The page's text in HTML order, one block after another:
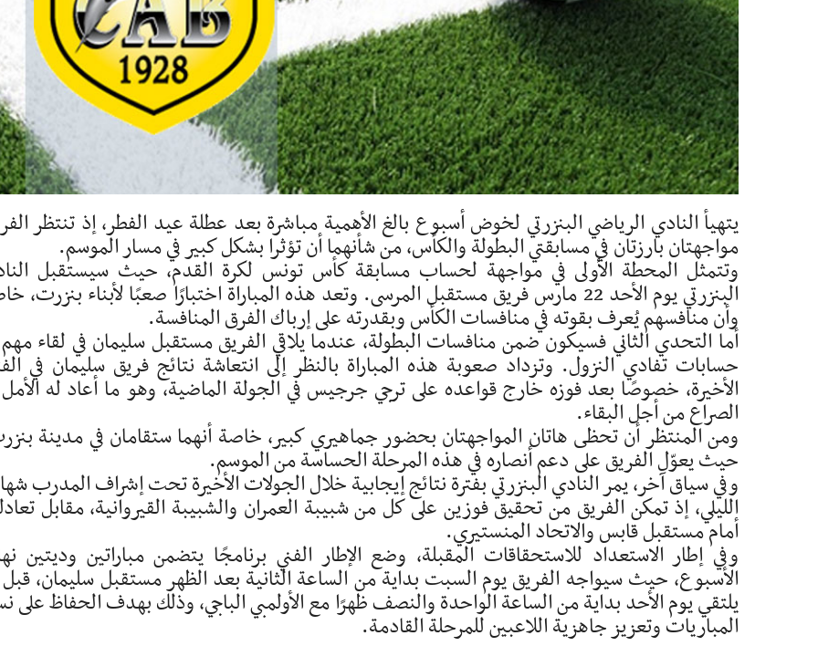
يتهيأ النادي الرياضي البنزرتي لخوض أسبوع بالغ الأهمية مباشرة بعد عطلة عيد الفطر، إذ تنتظر
مواجهتان بارزتان في مسابقتي البطولة والكأس، من شأنهما أن تؤثرا بشكل كبير في مسار الموسم.
وتتمثل المحطة الأولى في مواجهة لحساب مسابقة كأس تونس لكرة القدم، حيث سيستقبل
البنزرتي يوم الأحد 22 مارس فريق مستقبل المرسى. وتعد هذه المباراة اختبارًا صعبًا لأبناء بنزرت،
وأن منافسهم يُعرف بقوته في منافسات الكأس وبقدرته على إرباك الفرق المنافسة.
أما التحدي الثاني فسيكون ضمن منافسات البطولة، عندما يلاقي الفريق مستقبل سليمان في لقاء
حسابات تفادي النزول. وتزداد صعوبة هذه المباراة بالنظر إلى انتعاشة نتائج فريق سليمان في
الأخيرة، خصوصًا بعد فوزه خارج قواعده على ترجي جرجيس في الجولة الماضية، وهو ما أعاد له
الصراع من أجل البقاء.
ومن المنتظر أن تحظى هاتان المواجهتان بحضور جماهيري كبير، خاصة أنهما ستقامان في مدينة
حيث يعوّل الفريق على دعم أنصاره في هذه المرحلة الحساسة من الموسم.
وفي سياق آخر، يمر النادي البنزرتي بفترة نتائج إيجابية خلال الجولات الأخيرة تحت إشراف المدرب
الليلي، إذ تمكن الفريق من تحقيق فوزين على كل من شبيبة العمران والشبيبة القيروانية، مقابل
أمام مستقبل قابس والاتحاد المنستيري.
وفي إطار الاستعداد للاستحقاقات المقبلة، وضع الإطار الفني برنامجًا يتضمن مباراتين وديتين
الأسبوع، حيث سيواجه الفريق يوم السبت بداية من الساعة الثانية بعد الظهر مستقبل سليمان،
يلتقي يوم الأحد بداية من الساعة الواحدة والنصف ظهرًا مع الأولمبي الباجي، وذلك بهدف الحفاظ على
المباريات وتعزيز جاهزية اللاعبين للمرحلة القادمة.